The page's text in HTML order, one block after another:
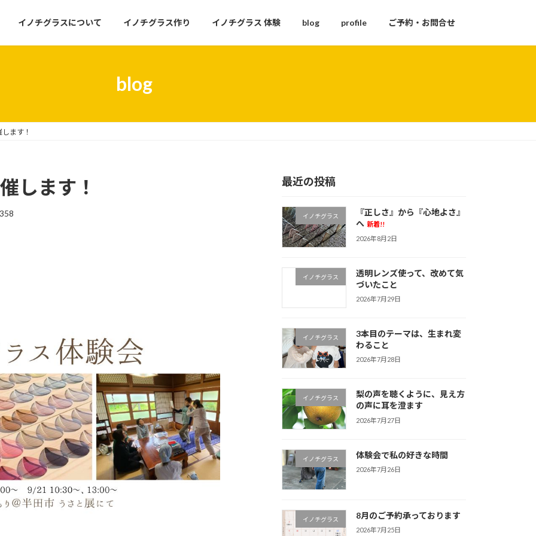
イノチグラスについて イノチグラス作り イノチグラス 体験 blog profile ご予約・お問合せ
blog
ます！
します！ 最近の投稿
イノチグラス
『正しさ』から『心地よさ』
へ 新着!!
2026年8月2日
イノチグラス
透明レンズ使って、改めて気
づいたこと
2026年7月29日
イノチグラス
3本目のテーマは、生まれ変
わること
2026年7月28日
イノチグラス
梨の声を聴くように、見え方
の声に耳を澄ます
2026年7月27日
イノチグラス 体験会で私の好きな時間
2026年7月26日
イノチグラス 8月のご予約承っております
2026年7月25日